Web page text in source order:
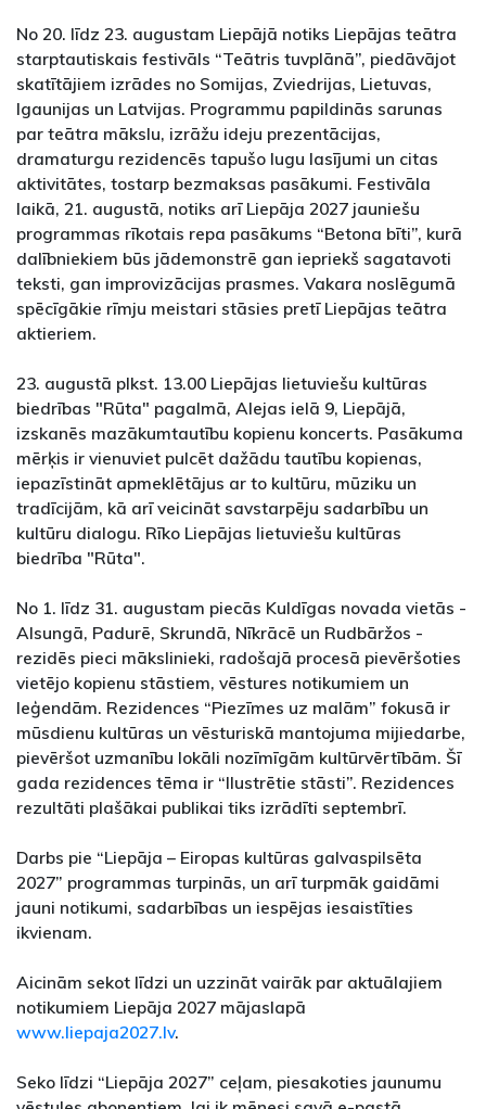
No 20. līdz 23. augustam Liepājā notiks Liepājas teātra
starptautiskais festivāls “Teātris tuvplānā”, piedāvājot
skatītājiem izrādes no Somijas, Zviedrijas, Lietuvas,
Igaunijas un Latvijas. Programmu papildinās sarunas
par teātra mākslu, izrāžu ideju prezentācijas,
dramaturgu rezidencēs tapušo lugu lasījumi un citas
aktivitātes, tostarp bezmaksas pasākumi. Festivāla
laikā, 21. augustā, notiks arī Liepāja 2027 jauniešu
programmas rīkotais repa pasākums “Betona bīti”, kurā
dalībniekiem būs jādemonstrē gan iepriekš sagatavoti
teksti, gan improvizācijas prasmes. Vakara noslēgumā
spēcīgākie rīmju meistari stāsies pretī Liepājas teātra
aktieriem.
23. augustā plkst. 13.00 Liepājas lietuviešu kultūras
biedrības "Rūta" pagalmā, Alejas ielā 9, Liepājā,
izskanēs mazākumtautību kopienu koncerts. Pasākuma
mērķis ir vienuviet pulcēt dažādu tautību kopienas,
iepazīstināt apmeklētājus ar to kultūru, mūziku un
tradīcijām, kā arī veicināt savstarpēju sadarbību un
kultūru dialogu. Rīko Liepājas lietuviešu kultūras
biedrība "Rūta".
No 1. līdz 31. augustam piecās Kuldīgas novada vietās -
Alsungā, Padurē, Skrundā, Nīkrācē un Rudbāržos -
rezidēs pieci mākslinieki, radošajā procesā pievēršoties
vietējo kopienu stāstiem, vēstures notikumiem un
leģendām. Rezidences “Piezīmes uz malām” fokusā ir
mūsdienu kultūras un vēsturiskā mantojuma mijiedarbe,
pievēršot uzmanību lokāli nozīmīgām kultūrvērtībām. Šī
gada rezidences tēma ir “Ilustrētie stāsti”. Rezidences
rezultāti plašākai publikai tiks izrādīti septembrī.
Darbs pie “Liepāja – Eiropas kultūras galvaspilsēta
2027” programmas turpinās, un arī turpmāk gaidāmi
jauni notikumi, sadarbības un iespējas iesaistīties
ikvienam.
Aicinām sekot līdzi un uzzināt vairāk par aktuālajiem
notikumiem Liepāja 2027 mājaslapā
www.liepaja2027.lv.
Seko līdzi “Liepāja 2027” ceļam, piesakoties jaunumu